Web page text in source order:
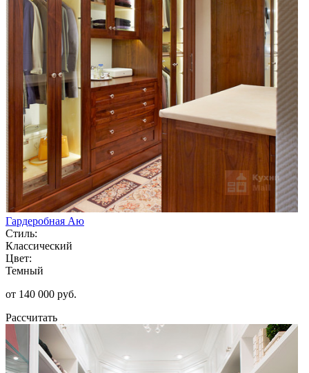
Гардеробная Аю
Стиль:
Классический
Цвет:
Темный
от 140 000 руб.
Рассчитать